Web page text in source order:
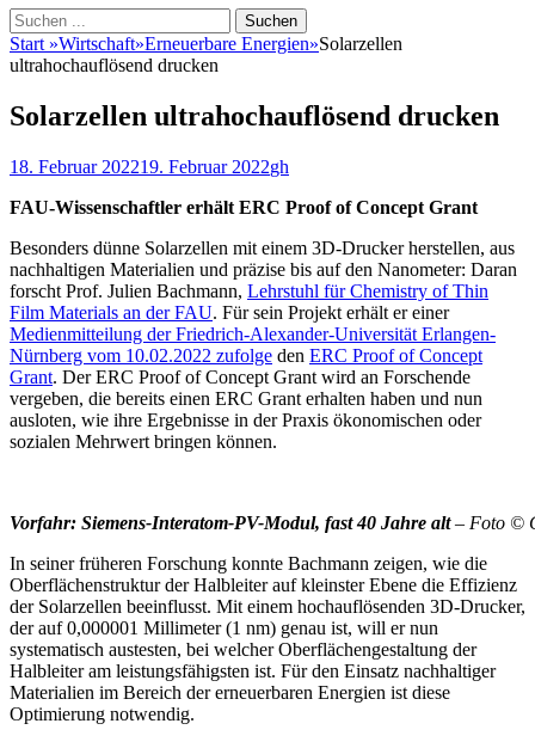
Suchen
Suchen
nach:
Start »Wirtschaft»Erneuerbare Energien»Solarzellen
ultrahochauflösend drucken
Solarzellen ultrahochauflösend drucken
Veröffentlicht
18. Februar 202219. Februar 2022Autor
gh
FAU-Wissenschaftler erhält ERC Proof of Concept Grant
Besonders dünne Solarzellen mit einem 3D-Drucker herstellen, aus
nachhaltigen Materialien und präzise bis auf den Nanometer: Daran
forscht Prof. Julien Bachmann, Lehrstuhl für Chemistry of Thin
Film Materials an der FAU. Für sein Projekt erhält er einer
Medienmitteilung der Friedrich-Alexander-Universität Erlangen-
Nürnberg vom 10.02.2022 zufolge den ERC Proof of Concept
Grant. Der ERC Proof of Concept Grant wird an Forschende
vergeben, die bereits einen ERC Grant erhalten haben und nun
ausloten, wie ihre Ergebnisse in der Praxis ökonomischen oder
sozialen Mehrwert bringen können.
Vorfahr: Siemens-Interatom-PV-Modul, fast 40 Jahre alt– Foto ©
In seiner früheren Forschung konnte Bachmann zeigen, wie die
Oberflächenstruktur der Halbleiter auf kleinster Ebene die Effizienz
der Solarzellen beeinflusst. Mit einem hochauflösenden 3D-Drucker,
der auf 0,000001 Millimeter (1 nm) genau ist, will er nun
systematisch austesten, bei welcher Oberflächengestaltung der
Halbleiter am leistungsfähigsten ist. Für den Einsatz nachhaltiger
Materialien im Bereich der erneuerbaren Energien ist diese
Optimierung notwendig.